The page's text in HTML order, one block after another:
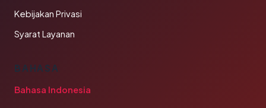
Kebijakan Privasi
Syarat Layanan
BAHASA
Bahasa Indonesia